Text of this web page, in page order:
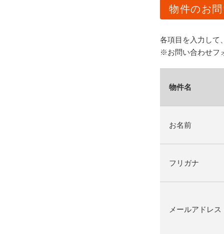
物件のお
各項目を入力して
※お問い合わせフ
物件名
お名前
フリガナ
メールアドレス